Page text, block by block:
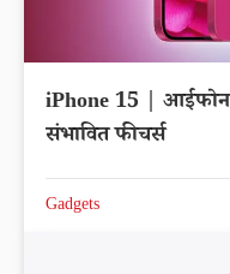
iPhone 15 |
संभावित फीचर्स
Gadgets